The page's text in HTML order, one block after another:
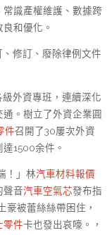
常識產權維護、數據跨
和優化。
修訂、廢除律例文件
外資專班，連續深化
。樹立了外資企業圓
件召開了30屢次外資
1500余件。
！」林汽車材料報價
聲音汽車空氣芯發布指
豪被蕾絲絲帶困住，
零件卡也發出哀嚎。，